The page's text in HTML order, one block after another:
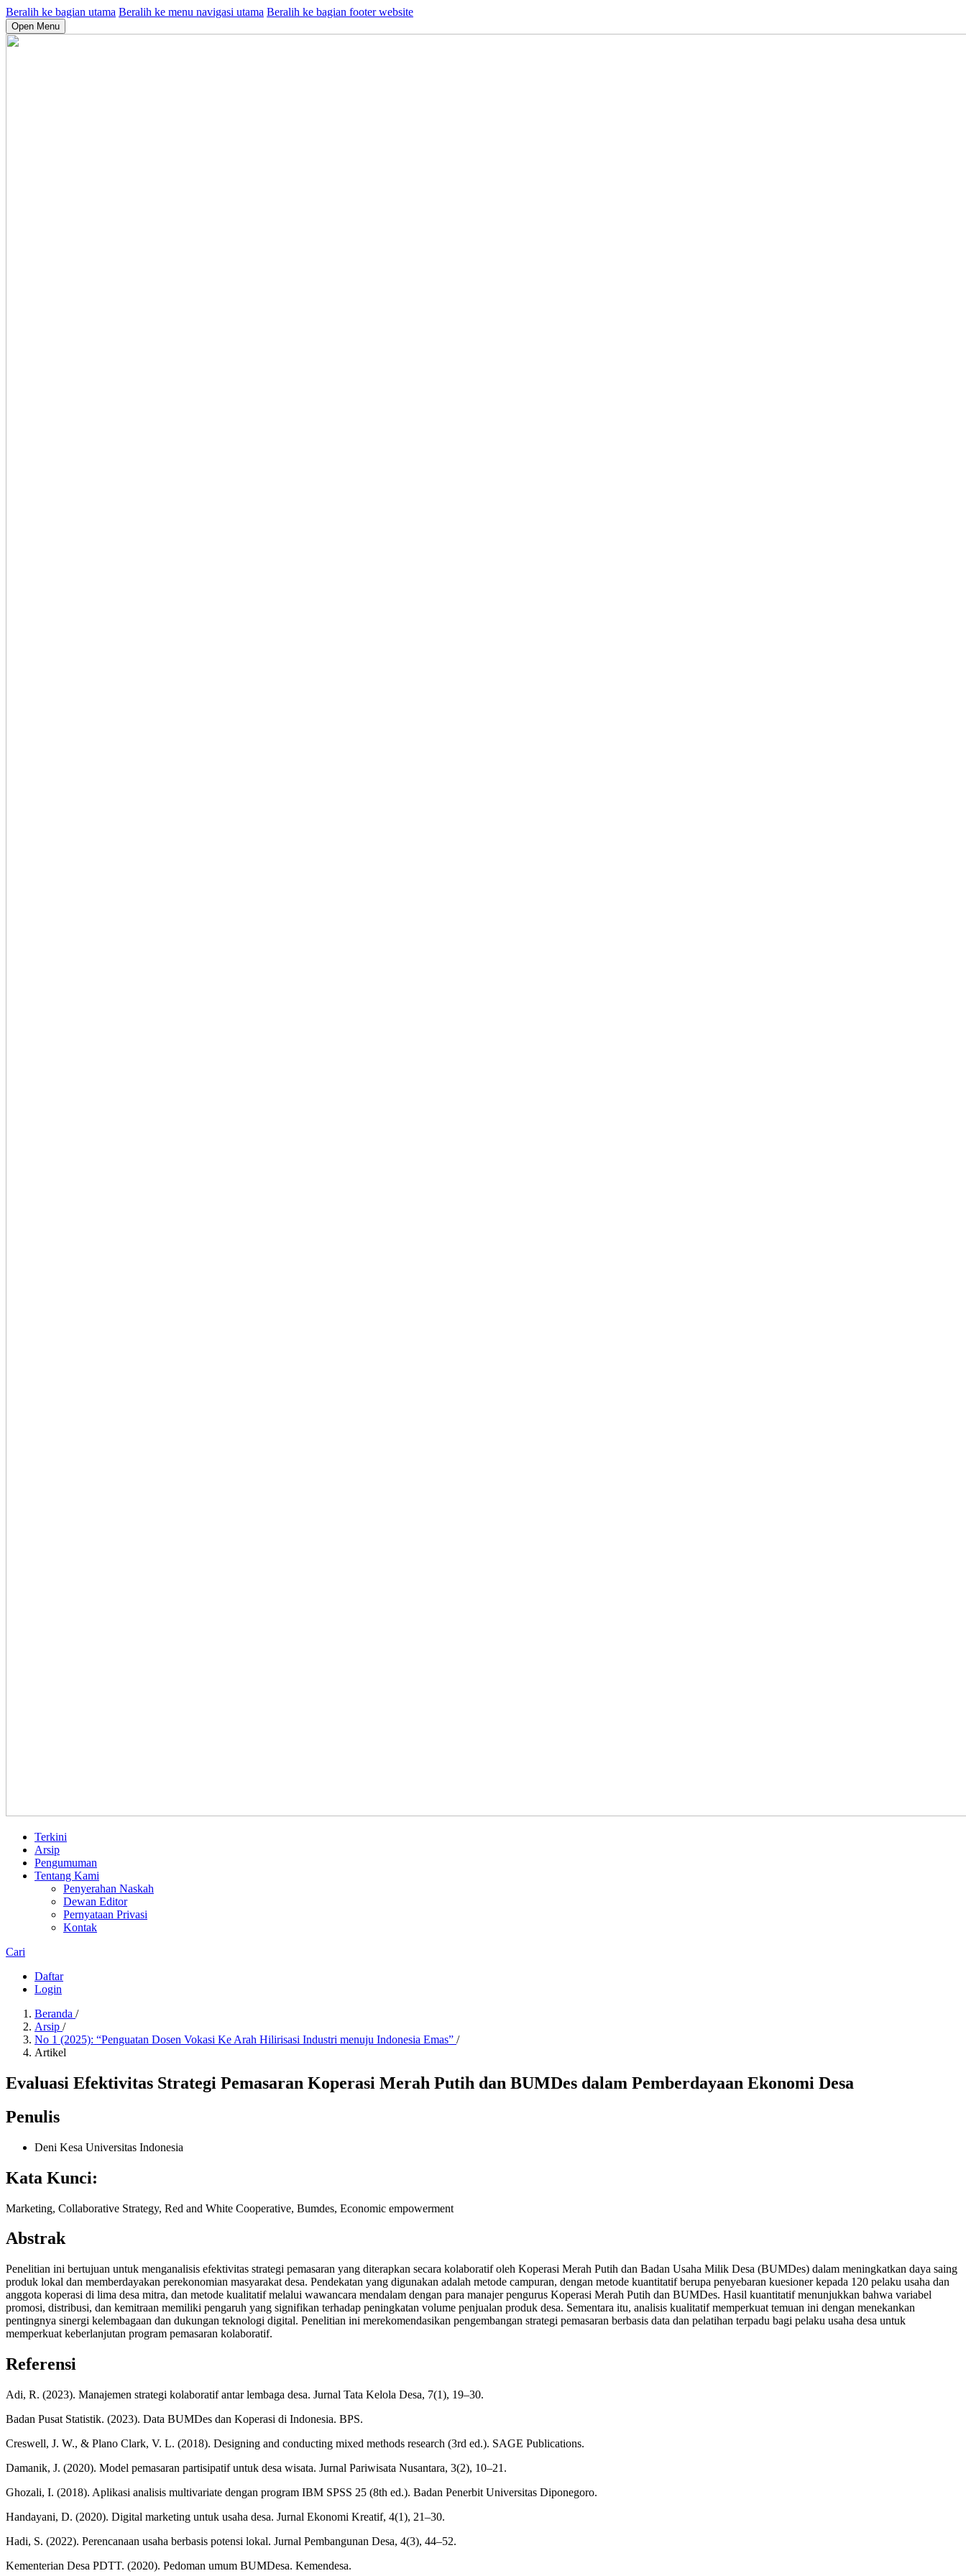
Beralih ke bagian utama Beralih ke menu navigasi utama Beralih ke bagian footer website
Open Menu
Terkini
Arsip
Pengumuman
Tentang Kami
Penyerahan Naskah
Dewan Editor
Pernyataan Privasi
Kontak
Cari
Daftar
Login
Beranda /
Arsip /
No 1 (2025): “Penguatan Dosen Vokasi Ke Arah Hilirisasi Industri menuju Indonesia Emas” /
Artikel
Evaluasi Efektivitas Strategi Pemasaran Koperasi Merah Putih dan BUMDes dalam Pemberdayaan Ekonomi Desa
Penulis
Deni Kesa Universitas Indonesia
Kata Kunci:
Marketing, Collaborative Strategy, Red and White Cooperative, Bumdes, Economic empowerment
Abstrak
Penelitian ini bertujuan untuk menganalisis efektivitas strategi pemasaran yang diterapkan secara kolaboratif oleh Koperasi Merah Putih dan Badan Usaha Milik Desa (BUMDes) dalam meningkatkan daya saing
produk lokal dan memberdayakan perekonomian masyarakat desa. Pendekatan yang digunakan adalah metode campuran, dengan metode kuantitatif berupa penyebaran kuesioner kepada 120 pelaku usaha dan
anggota koperasi di lima desa mitra, dan metode kualitatif melalui wawancara mendalam dengan para manajer pengurus Koperasi Merah Putih dan BUMDes. Hasil kuantitatif menunjukkan bahwa variabel
promosi, distribusi, dan kemitraan memiliki pengaruh yang signifikan terhadap peningkatan volume penjualan produk desa. Sementara itu, analisis kualitatif memperkuat temuan ini dengan menekankan
pentingnya sinergi kelembagaan dan dukungan teknologi digital. Penelitian ini merekomendasikan pengembangan strategi pemasaran berbasis data dan pelatihan terpadu bagi pelaku usaha desa untuk
memperkuat keberlanjutan program pemasaran kolaboratif.
Referensi
Adi, R. (2023). Manajemen strategi kolaboratif antar lembaga desa. Jurnal Tata Kelola Desa, 7(1), 19–30.
Badan Pusat Statistik. (2023). Data BUMDes dan Koperasi di Indonesia. BPS.
Creswell, J. W., & Plano Clark, V. L. (2018). Designing and conducting mixed methods research (3rd ed.). SAGE Publications.
Damanik, J. (2020). Model pemasaran partisipatif untuk desa wisata. Jurnal Pariwisata Nusantara, 3(2), 10–21.
Ghozali, I. (2018). Aplikasi analisis multivariate dengan program IBM SPSS 25 (8th ed.). Badan Penerbit Universitas Diponegoro.
Handayani, D. (2020). Digital marketing untuk usaha desa. Jurnal Ekonomi Kreatif, 4(1), 21–30.
Hadi, S. (2022). Perencanaan usaha berbasis potensi lokal. Jurnal Pembangunan Desa, 4(3), 44–52.
Kementerian Desa PDTT. (2020). Pedoman umum BUMDesa. Kemendesa.